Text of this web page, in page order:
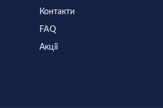
Контакти
FAQ
Акції